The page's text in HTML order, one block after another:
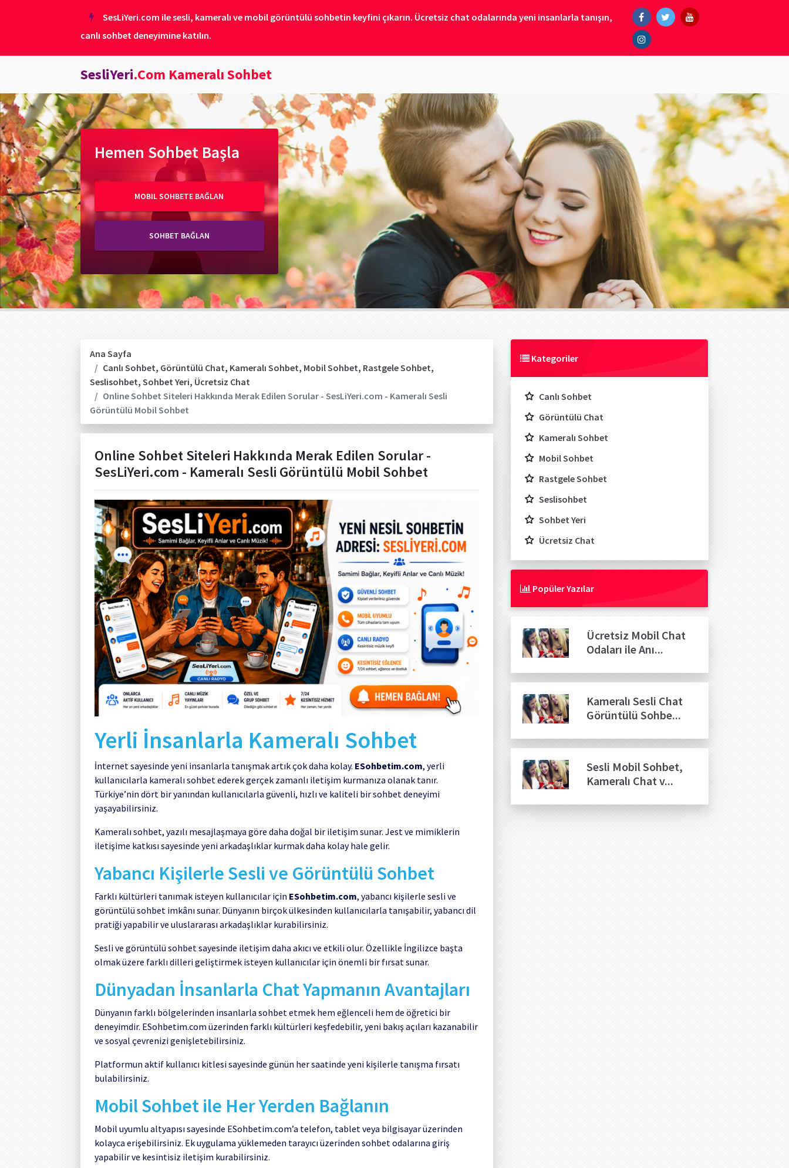
SesLiYeri.com ile sesli, kameralı ve mobil görüntülü sohbetin keyfini çıkarın. Ücretsiz chat odalarında yeni insanlarla tanışın,
canlı sohbet deneyimine katılın.
SesliYeri.Com Kameralı Sohbet
Hemen Sohbet Başla
MOBIL SOHBETE BAĞLAN
SOHBET BAĞLAN
Ana Sayfa
Canlı Sohbet, Görüntülü Chat, Kameralı Sohbet, Mobil Sohbet, Rastgele Sohbet,
Seslisohbet, Sohbet Yeri, Ücretsiz Chat
Online Sohbet Siteleri Hakkında Merak Edilen Sorular - SesLiYeri.com - Kameralı Sesli
Görüntülü Mobil Sohbet
Online Sohbet Siteleri Hakkında Merak Edilen Sorular -
SesLiYeri.com - Kameralı Sesli Görüntülü Mobil Sohbet
Yerli İnsanlarla Kameralı Sohbet
İnternet sayesinde yeni insanlarla tanışmak artık çok daha kolay. ESohbetim.com, yerli
kullanıcılarla kameralı sohbet ederek gerçek zamanlı iletişim kurmanıza olanak tanır.
Türkiye’nin dört bir yanından kullanıcılarla güvenli, hızlı ve kaliteli bir sohbet deneyimi
yaşayabilirsiniz.
Kameralı sohbet, yazılı mesajlaşmaya göre daha doğal bir iletişim sunar. Jest ve mimiklerin
iletişime katkısı sayesinde yeni arkadaşlıklar kurmak daha kolay hale gelir.
Yabancı Kişilerle Sesli ve Görüntülü Sohbet
Farklı kültürleri tanımak isteyen kullanıcılar için ESohbetim.com, yabancı kişilerle sesli ve
görüntülü sohbet imkânı sunar. Dünyanın birçok ülkesinden kullanıcılarla tanışabilir, yabancı dil
pratiği yapabilir ve uluslararası arkadaşlıklar kurabilirsiniz.
Sesli ve görüntülü sohbet sayesinde iletişim daha akıcı ve etkili olur. Özellikle İngilizce başta
olmak üzere farklı dilleri geliştirmek isteyen kullanıcılar için önemli bir fırsat sunar.
Dünyadan İnsanlarla Chat Yapmanın Avantajları
Dünyanın farklı bölgelerinden insanlarla sohbet etmek hem eğlenceli hem de öğretici bir
deneyimdir. ESohbetim.com üzerinden farklı kültürleri keşfedebilir, yeni bakış açıları kazanabilir
ve sosyal çevrenizi genişletebilirsiniz.
Platformun aktif kullanıcı kitlesi sayesinde günün her saatinde yeni kişilerle tanışma fırsatı
bulabilirsiniz.
Mobil Sohbet ile Her Yerden Bağlanın
Mobil uyumlu altyapısı sayesinde ESohbetim.com’a telefon, tablet veya bilgisayar üzerinden
kolayca erişebilirsiniz. Ek uygulama yüklemeden tarayıcı üzerinden sohbet odalarına giriş
yapabilir ve kesintisiz iletişim kurabilirsiniz.
Kategoriler
Canlı Sohbet
Görüntülü Chat
Kameralı Sohbet
Mobil Sohbet
Rastgele Sohbet
Seslisohbet
Sohbet Yeri
Ücretsiz Chat
Popüler Yazılar
Ücretsiz Mobil Chat
Odaları ile Anı...
Kameralı Sesli Chat
Görüntülü Sohbe...
Sesli Mobil Sohbet,
Kameralı Chat v...